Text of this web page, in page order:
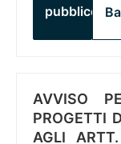
pubblico
AVVISO
PROGETTI
AGLI